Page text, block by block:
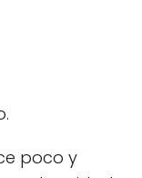
poco y